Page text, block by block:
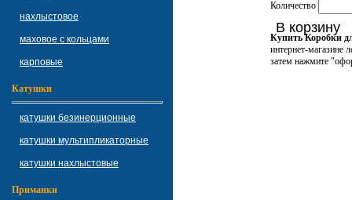
нахлыстовое
маховое с кольцами
карповые
Катушки
катушки безинерционные
катушки мультипликаторные
катушки нахлыстовые
Приманки
Количество
В корзину
Купить Коробки
интернет-магазине
затем нажмите